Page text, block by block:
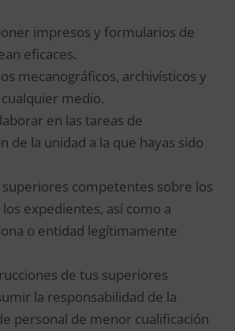
impresos y formularios de
eficaces.
mecanográficos, archivísticos y
medio.
en las tareas de
de la unidad a la que hayas sido
competentes sobre los
expedientes, así como a
o entidad legítimamente
de tus superiores
la responsabilidad de la
personal de menor cualificación